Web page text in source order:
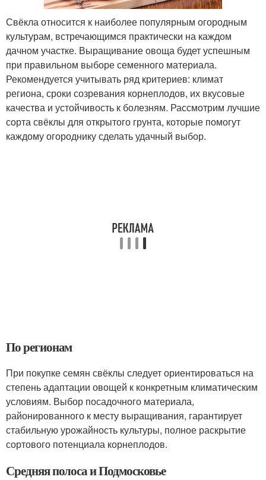
Свёкла относится к наиболее популярным огородным
культурам, встречающимся практически на каждом
дачном участке. Выращивание овоща будет успешным
при правильном выборе семенного материала.
Рекомендуется учитывать ряд критериев: климат
региона, сроки созревания корнеплодов, их вкусовые
качества и устойчивость к болезням. Рассмотрим лучшие
сорта свёклы для открытого грунта, которые помогут
каждому огороднику сделать удачный выбор.
По регионам
При покупке семян свёклы следует ориентироваться на
степень адаптации овощей к конкретным климатическим
условиям. Выбор посадочного материала,
районированного к месту выращивания, гарантирует
стабильную урожайность культуры, полное раскрытие
сортового потенциала корнеплодов.
Средняя полоса и Подмосковье